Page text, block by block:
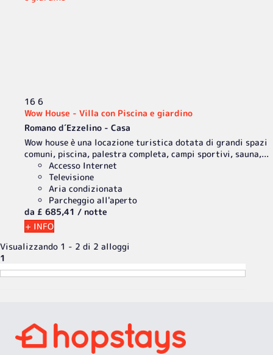
16 6
Wow House - Villa con Piscina e giardino
Romano d´Ezzelino - Casa
Wow house è una locazione turistica dotata di grandi spazi
comuni, piscina, palestra completa, campi sportivi, sauna,...
Accesso Internet
Televisione
Aria condizionata
Parcheggio all'aperto
da £ 685,41 / notte
+ INFO
Visualizzando 1 - 2 di 2 alloggi
1